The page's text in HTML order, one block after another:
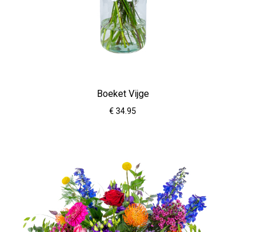
Boeket Vijge
€ 34.95